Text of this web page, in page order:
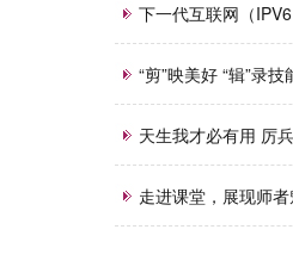
下一代互联网（
“剪”映美好 “辑”录
天生我才必有用 厉
走进课堂，展现师者